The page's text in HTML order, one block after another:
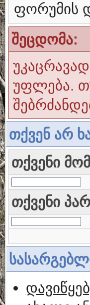
ფორუმის
შეცდომა:
უფლება.
თქვენ არ
თქვენი
თქვენი